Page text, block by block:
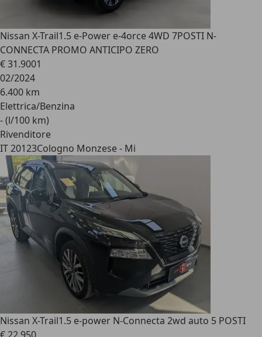
Nissan X-Trail1.5 e-Power e-4orce 4WD 7POSTI N-
CONNECTA PROMO ANTICIPO ZERO
€ 31.9001
02/2024
6.400 km
Elettrica/Benzina
- (l/100 km)
Rivenditore
IT 20123Cologno Monzese - Mi
Nissan X-Trail1.5 e-power N-Connecta 2wd auto 5 POSTI